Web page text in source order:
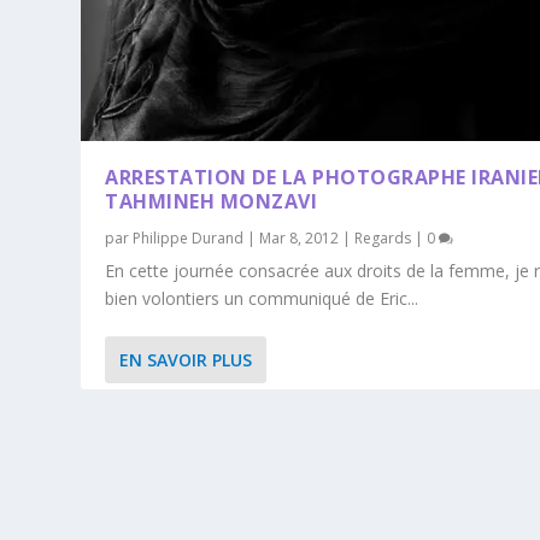
ARRESTATION DE LA PHOTOGRAPHE
TAHMINEH MONZAVI
par Philippe Durand | Mar 8, 2012 | Regards | 0
En cette journée consacrée aux droits de la femme, je
bien volontiers un communiqué de Eric...
EN SAVOIR PLUS